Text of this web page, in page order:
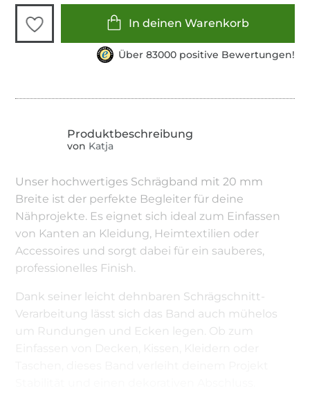
In deinen Warenkorb
Über 83000 positive Bewertungen!
von Katja
Unser hochwertiges Schrägband mit 20 mm
Breite ist der perfekte Begleiter für deine
Nähprojekte. Es eignet sich ideal zum Einfassen
von Kanten an Kleidung, Heimtextilien oder
Accessoires und sorgt dabei für ein sauberes,
professionelles Finish.
Dank seiner leicht dehnbaren Schrägschnitt-
Verarbeitung lässt sich das Band auch mühelos
um Rundungen und Ecken legen. Ob zum